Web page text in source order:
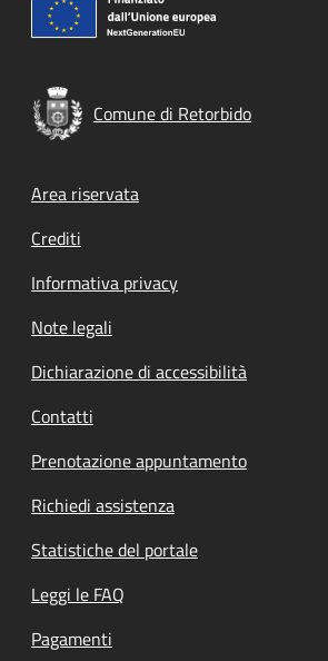
Comune di Retorbido
Footer menu
Area riservata
Crediti
Informativa privacy
Note legali
Dichiarazione di accessibilità
Contatti
Prenotazione appuntamento
Richiedi assistenza
Statistiche del portale
Leggi le FAQ
Pagamenti